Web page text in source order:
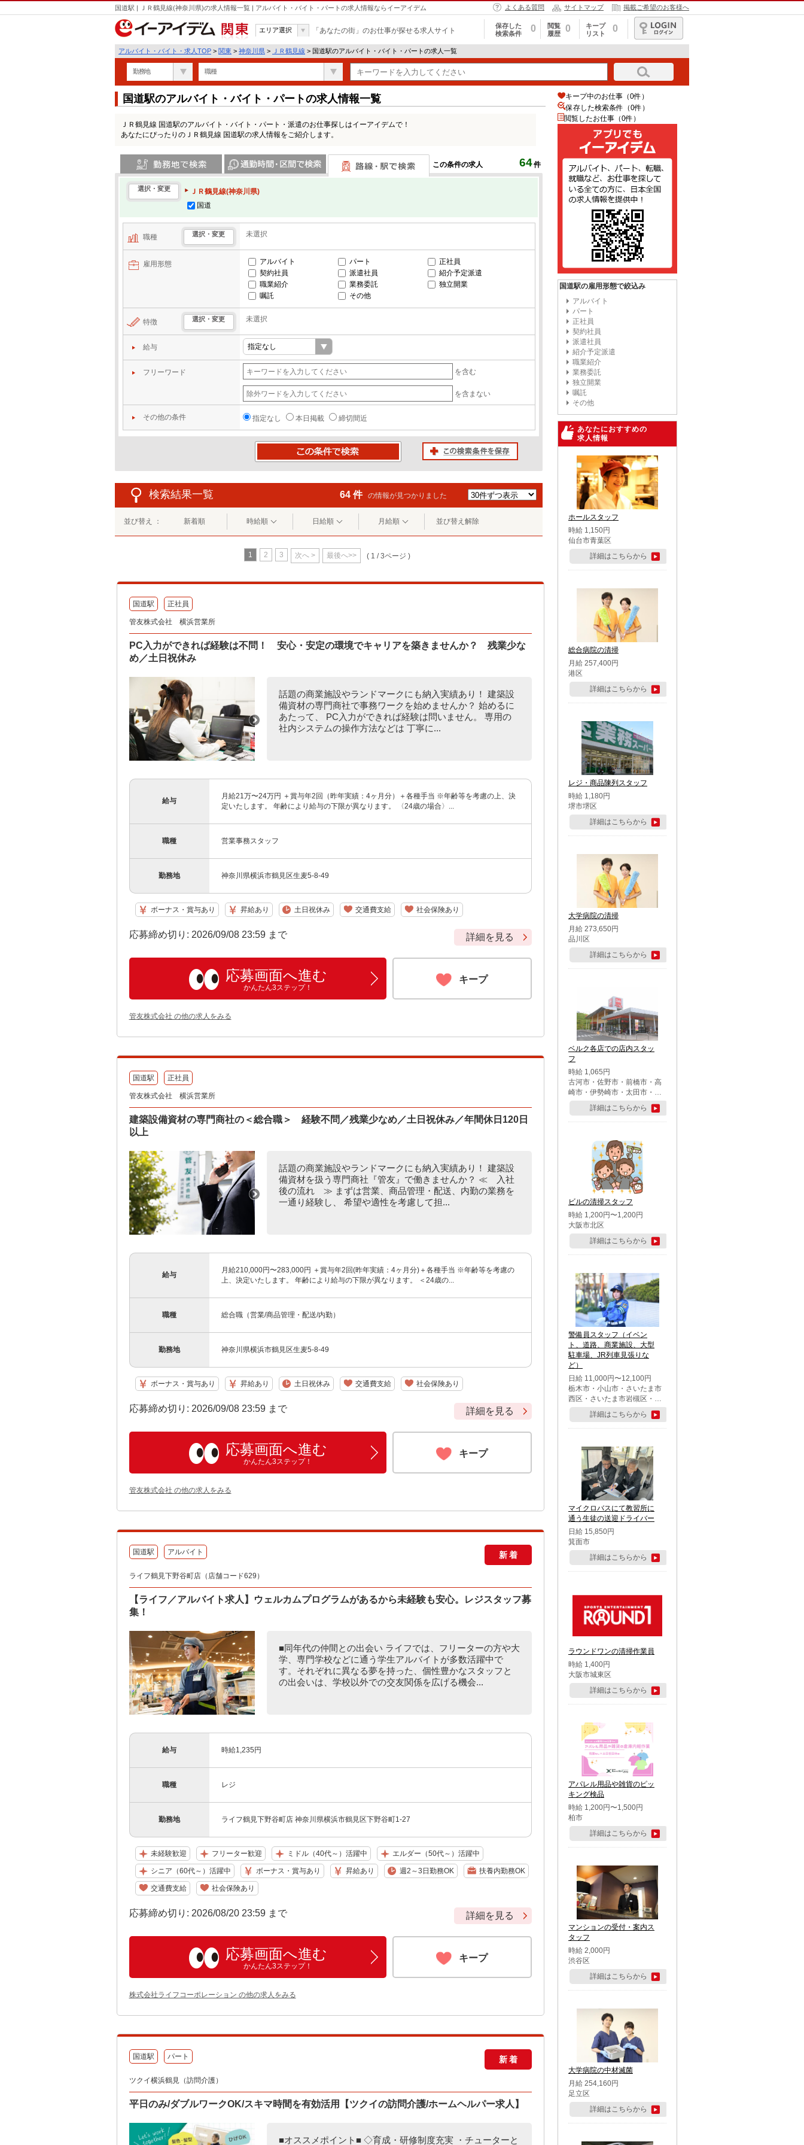
国道駅 | ＪＲ鶴見線(神奈川県)の求人情報一覧 | アルバイト・バイト・パートの求人情報ならイーアイデム よくある質問 サイトマップ 掲載ご希望のお客様へ
関東
エリア選択 「あなたの街」のお仕事が探せる求人サイト
保存した
検索条件
0
閲覧
履歴
0
キープ
リスト
0
ログイン
アルバイト・バイト・求人TOP > 関東 > 神奈川県 > ＪＲ鶴見線 > 国道駅のアルバイト・バイト・パートの求人一覧
勤務地 職種
国道駅のアルバイト・バイト・パートの求人情報一覧
ＪＲ鶴見線 国道駅のアルバイト・バイト・パート・派遣のお仕事探しはイーアイデムで！
あなたにぴったりのＪＲ鶴見線 国道駅の求人情報をご紹介します。
この条件の求人 64件
選択・変更
ＪＲ鶴見線(神奈川県)
国道
職種 選択・変更 未選択
雇用形態 アルバイト パート
正社員
契約社員
派遣社員
紹介予定派遣
職業紹介
業務委託
独立開業
嘱託
その他
特徴 選択・変更 未選択
給与
フリーワード を含む
を含まない
その他の条件 指定なし 本日掲載 締切間近
検索結果一覧 64 件 の情報が見つかりました
並び替え ： 新着順 時給順 日給順 月給順 並び替え解除
1 2 3 次へ > 最後へ>> ( 1 / 3ページ )
国道駅 正社員
管友株式会社 横浜営業所
PC入力ができれば経験は不問！ 安心・安定の環境でキャリアを築きませんか？ 残業少な
め／土日祝休み
話題の商業施設やランドマークにも納入実績あり！ 建築設
備資材の専門商社で事務ワークを始めませんか？ 始めるに
あたって、 PC入力ができれば経験は問いません。 専用の
社内システムの操作方法などは 丁寧に...
給与
月給21万〜24万円 ＋賞与年2回（昨年実績：4ヶ月分）＋各種手当 ※年齢等を考慮の上、決
定いたします。 年齢により給与の下限が異なります。 〈24歳の場合〉...
職種 営業事務スタッフ
勤務地 神奈川県横浜市鶴見区生麦5-8-49
ボーナス・賞与あり 昇給あり 土日祝休み 交通費支給 社会保険あり
応募締め切り: 2026/09/08 23:59 まで 詳細を見る
応募画面へ進む
かんたん3ステップ！
キープ
管友株式会社 の他の求人をみる
国道駅 正社員
管友株式会社 横浜営業所
建築設備資材の専門商社の＜総合職＞ 経験不問／残業少なめ／土日祝休み／年間休日120日
以上
話題の商業施設やランドマークにも納入実績あり！ 建築設
備資材を扱う専門商社『管友』で働きませんか？ ≪ 入社
後の流れ ≫ まずは営業、商品管理・配送、内勤の業務を
一通り経験し、 希望や適性を考慮して担...
給与
月給210,000円〜283,000円 ＋賞与年2回(昨年実績：4ヶ月分)＋各種手当 ※年齢等を考慮の
上、決定いたします。 年齢により給与の下限が異なります。 ＜24歳の...
職種 総合職（営業/商品管理・配送/内勤）
勤務地 神奈川県横浜市鶴見区生麦5-8-49
ボーナス・賞与あり 昇給あり 土日祝休み 交通費支給 社会保険あり
応募締め切り: 2026/09/08 23:59 まで 詳細を見る
応募画面へ進む
かんたん3ステップ！
キープ
管友株式会社 の他の求人をみる
国道駅 アルバイト 新着
ライフ鶴見下野谷町店（店舗コード629）
【ライフ／アルバイト求人】ウェルカムプログラムがあるから未経験も安心。レジスタッフ募
集！
■同年代の仲間との出会い ライフでは、フリーターの方や大
学、専門学校などに通う学生アルバイトが多数活躍中で
す。それぞれに異なる夢を持った、個性豊かなスタッフと
の出会いは、学校以外での交友関係を広げる機会...
給与 時給1,235円
職種 レジ
勤務地 ライフ鶴見下野谷町店 神奈川県横浜市鶴見区下野谷町1-27
未経験歓迎 フリーター歓迎 ミドル（40代～）活躍中 エルダー（50代～）活躍中
シニア（60代～）活躍中 ボーナス・賞与あり 昇給あり 週2～3日勤務OK 扶養内勤務OK
交通費支給 社会保険あり
応募締め切り: 2026/08/20 23:59 まで 詳細を見る
応募画面へ進む
かんたん3ステップ！
キープ
株式会社ライフコーポレーション の他の求人をみる
国道駅 パート 新着
ツクイ横浜鶴見（訪問介護）
平日のみ/ダブルワークOK/スキマ時間を有効活用【ツクイの訪問介護/ホームヘルパー求人】
■オススメポイント■ ◇育成・研修制度充実 ・チューターと
キープ中のお仕事（0件）
保存した検索条件（0件）
閲覧したお仕事（0件）
国道駅の雇用形態で絞込み
アルバイト
パート
正社員
契約社員
派遣社員
紹介予定派遣
職業紹介
業務委託
独立開業
嘱託
その他
あなたにおすすめの
求人情報
ホールスタッフ
時給 1,150円
仙台市青葉区
詳細はこちらから
総合病院の清掃
月給 257,400円
港区
詳細はこちらから
レジ・商品陳列スタッフ
時給 1,180円
堺市堺区
詳細はこちらから
大学病院の清掃
月給 273,650円
品川区
詳細はこちらから
ベルク各店での店内スタッ
フ
時給 1,065円
古河市・佐野市・前橋市・高
崎市・伊勢崎市・太田市・館
林市・藤岡市・大泉町・さい
たま市北区・川越市・熊谷
市・行田市・秩父市・所沢
市・鶴ケ島市・千葉市中央
区・市川市・松戸市・習志野
市・柏市・流山市・八千代
市・足立区・江戸川区・八王
子市・町田市
詳細はこちらから
ビルの清掃スタッフ
時給 1,200円〜1,200円
大阪市北区
詳細はこちらから
警備員スタッフ（イベン
ト、道路、商業施設、大型
駐車場、JR列車見張りな
ど）
日給 11,000円〜12,100円
栃木市・小山市・さいたま市
西区・さいたま市岩槻区・久
喜市・蓮田市
詳細はこちらから
マイクロバスにて教習所に
通う生徒の送迎ドライバー
日給 15,850円
箕面市
詳細はこちらから
ラウンドワンの清掃作業員
時給 1,400円
大阪市城東区
詳細はこちらから
アパレル用品や雑貨のピッ
キング検品
時給 1,200円〜1,500円
柏市
詳細はこちらから
マンションの受付・案内ス
タッフ
時給 2,000円
渋谷区
詳細はこちらから
大学病院の中材滅菌
月給 254,160円
足立区
詳細はこちらから